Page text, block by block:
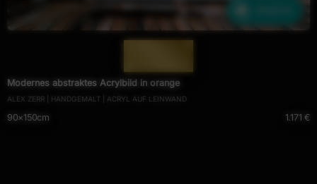
Modernes abstraktes Acrylbild in orange
ALEX ZERR | HANDGEMALT | ACRYL AUF LEINWAND
90×150cm 1.171 €